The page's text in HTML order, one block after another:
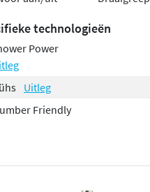
technologieën
Power
Uitleg
Friendly